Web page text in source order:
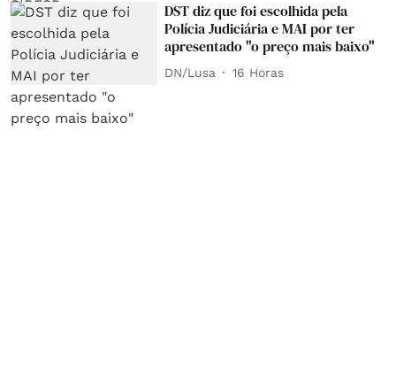
DST diz que foi escolhida pela
Polícia Judiciária e MAI por ter
apresentado "o preço mais baixo"
DN/Lusa 16 Horas